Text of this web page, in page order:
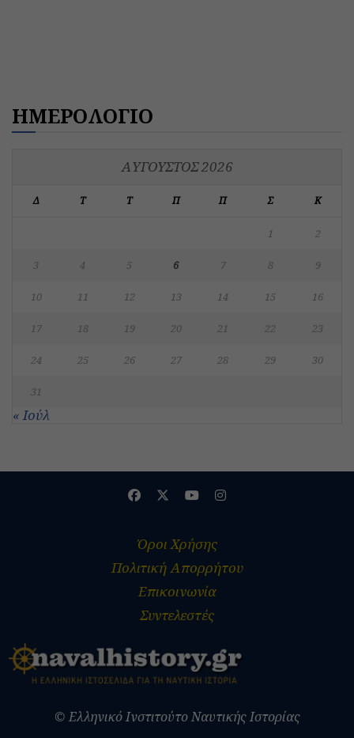
ΗΜΕΡΟΛΟΓΙΟ
ΑΎΓΟΥΣΤΟΣ 2026
Δ Τ Τ Π Π Σ Κ
1 2
3 4 5 6 7 8 9
10 11 12 13 14 15 16
17 18 19 20 21 22 23
24 25 26 27 28 29 30
31
« Ιούλ
Όροι Χρήσης
Πολιτική Απορρήτου
Επικοινωνία
Συντελεστές
© Ελληνικό Ινστιτούτο Ναυτικής Ιστορίας